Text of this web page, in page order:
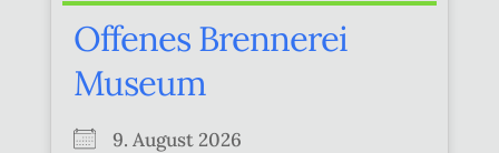
Offenes Brennerei
Museum
9. August 2026